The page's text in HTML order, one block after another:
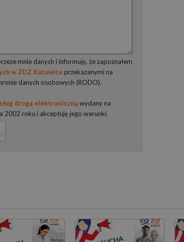
mnie danych i informuję, że zapoznałem
w ZDZ Katowice przekazanymi na
danych osobowych (RODO).
drogą elektroniczną wydany na
2002 roku i akceptuję jego warunki.